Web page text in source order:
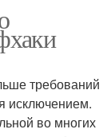
требований
исключением.
во многих